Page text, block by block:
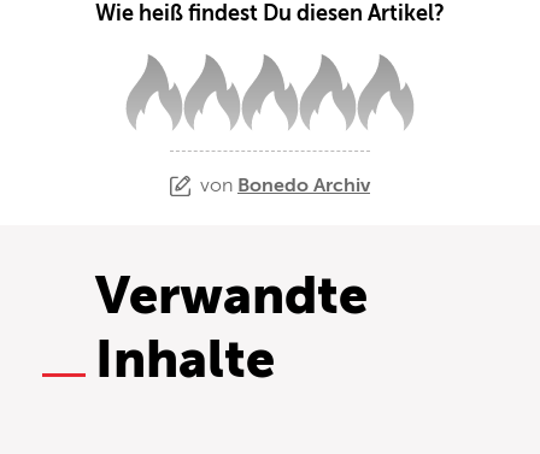
Wie heiß findest Du diesen Artikel?
von Bonedo Archiv
Verwandte
Inhalte